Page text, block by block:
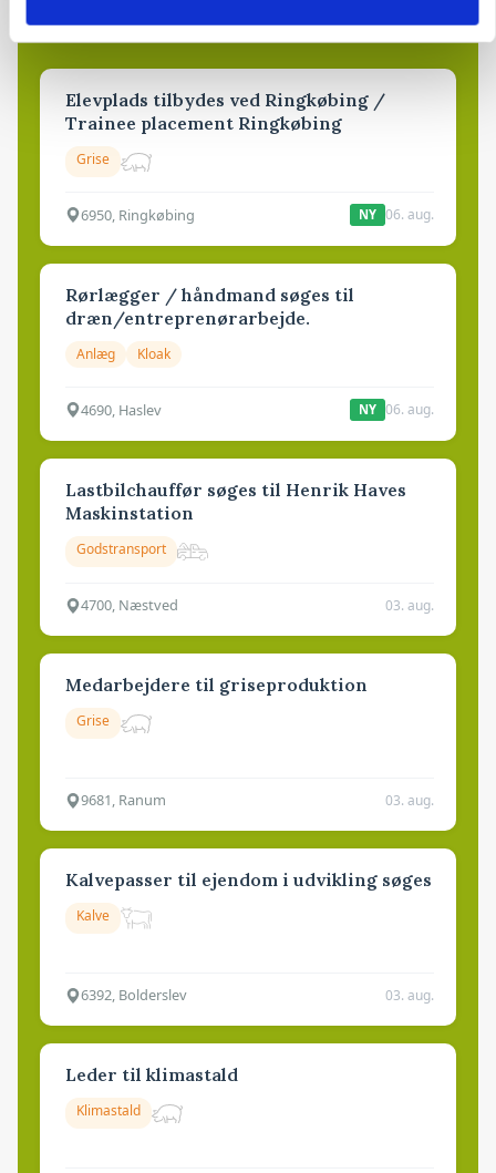
Elevplads tilbydes ved Ringkøbing /
Trainee placement Ringkøbing
Grise
6950, Ringkøbing NY 06. aug.
Rørlægger / håndmand søges til
dræn/entreprenørarbejde.
Anlæg Kloak
4690, Haslev NY 06. aug.
Lastbilchauffør søges til Henrik Haves
Maskinstation
Godstransport
4700, Næstved 03. aug.
Medarbejdere til griseproduktion
Grise
9681, Ranum 03. aug.
Kalvepasser til ejendom i udvikling søges
Kalve
6392, Bolderslev 03. aug.
Leder til klimastald
Klimastald